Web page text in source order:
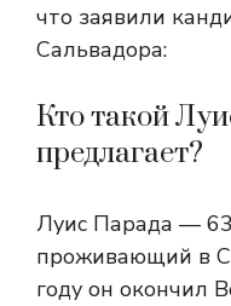
что заявили
Сальвадора:
Кто такой
предлагает?
Луис Парада —
проживающий в
году он окончил